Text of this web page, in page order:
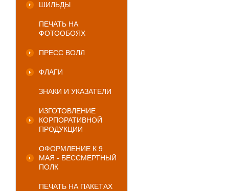
ШИЛЬДЫ
ПЕЧАТЬ НА
ФОТООБОЯХ
ПРЕСС ВОЛЛ
ФЛАГИ
ЗНАКИ И УКАЗАТЕЛИ
ИЗГОТОВЛЕНИЕ
КОРПОРАТИВНОЙ
ПРОДУКЦИИ
ОФОРМЛЕНИЕ К 9
МАЯ - БЕССМЕРТНЫЙ
ПОЛК
ПЕЧАТЬ НА ПАКЕТАХ